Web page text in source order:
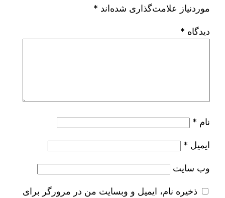
موردنیاز علامت‌گذاری شده‌اند *
دیدگاه *
نام *
ایمیل *
وب‌ سایت
ذخیره نام، ایمیل و وبسایت من در مرورگر برای